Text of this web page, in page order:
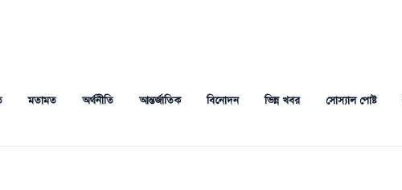
মতামত অর্থনীতি আন্তর্জাতিক বিনোদন ভিন্ন খবর সোস্যাল পোষ্ট